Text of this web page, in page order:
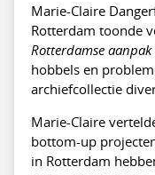
Marie-Claire
Rotterdam toonde
Rotterdamse
hobbels en
archiefcollectie
Marie-Claire
bottom-up
in Rotterdam